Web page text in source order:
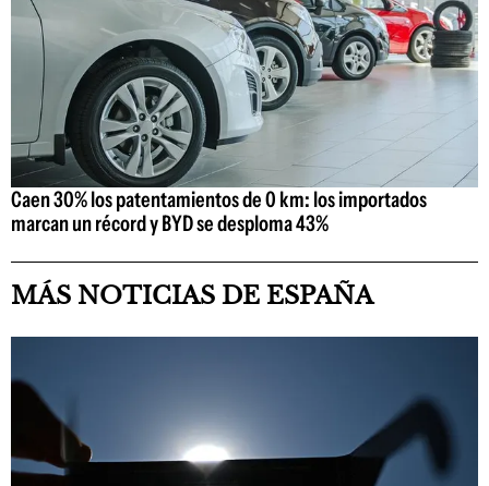
Caen 30% los patentamientos de 0 km: los importados
marcan un récord y BYD se desploma 43%
MÁS NOTICIAS DE ESPAÑA